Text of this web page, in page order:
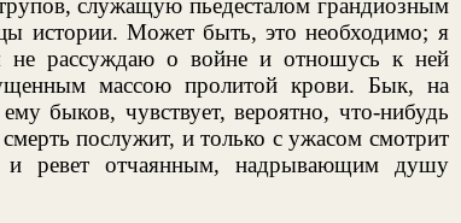
служащую пьедесталом грандиозным
истории. Может быть, это необходимо; я
не рассуждаю о войне и отношусь к ней
массою пролитой крови. Бык, на
быков, чувствует, вероятно, что-нибудь
послужит, и только с ужасом смотрит
и ревет отчаянным, надрывающим душу